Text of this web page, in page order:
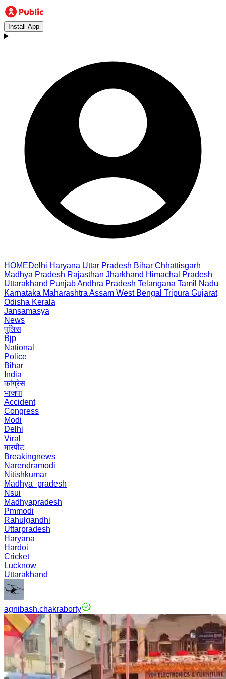
Install App
HOMEDelhi Haryana Uttar Pradesh Bihar Chhattisgarh
Madhya Pradesh Rajasthan Jharkhand Himachal Pradesh
Uttarakhand PunjabAndhra Pradesh Telangana Tamil Nadu
Karnataka Maharashtra Assam West Bengal Tripura Gujarat
Odisha Kerala
Jansamasya
News
पुलिस
Bjp
National
Police
Bihar
India
कांग्रेस
भाजपा
Accident
Congress
Modi
Delhi
Viral
मारपीट
Breakingnews
Narendramodi
Nitishkumar
Madhya_pradesh
Nsui
Madhyapradesh
Pmmodi
Rahulgandhi
Uttarpradesh
Haryana
Hardoi
Cricket
Lucknow
Uttarakhand
agnibash.chakraborty